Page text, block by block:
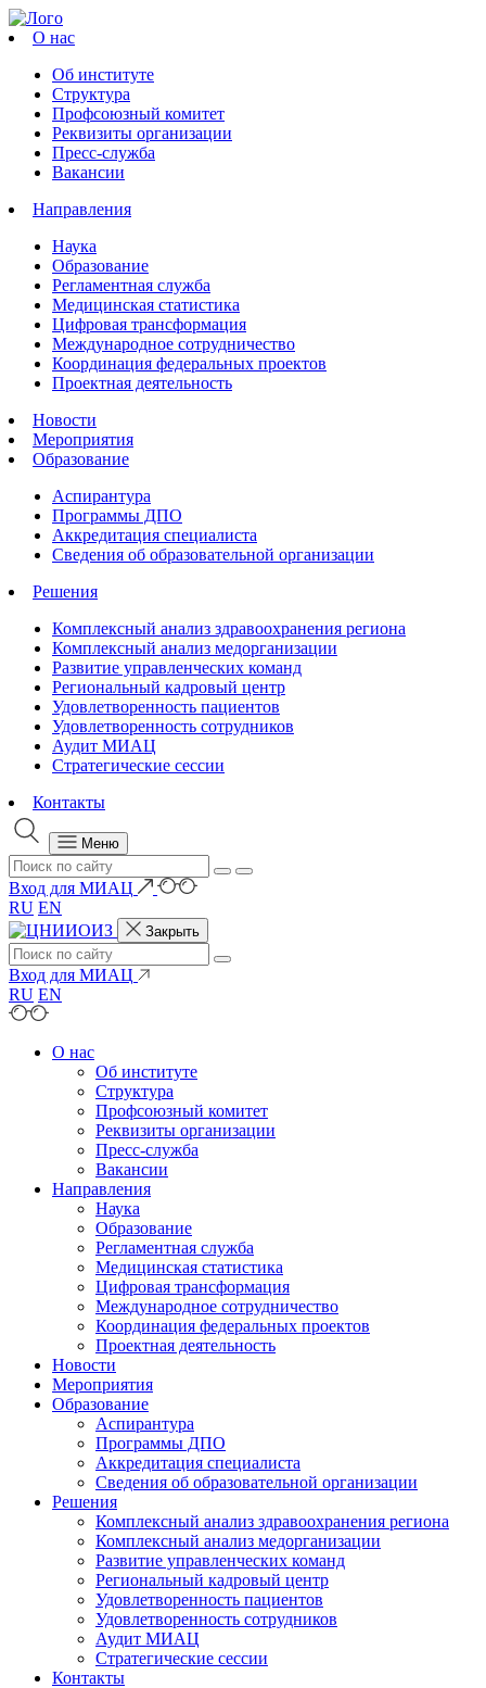
О нас
Об институте
Структура
Профсоюзный комитет
Реквизиты организации
Пресс-служба
Вакансии
Направления
Наука
Образование
Регламентная служба
Медицинская статистика
Цифровая трансформация
Международное сотрудничество
Координация федеральных проектов
Проектная деятельность
Новости
Мероприятия
Образование
Аспирантура
Программы ДПО
Аккредитация специалиста
Сведения об образовательной организации
Решения
Комплексный анализ здравоохранения региона
Комплексный анализ медорганизации
Развитие управленческих команд
Региональный кадровый центр
Удовлетворенность пациентов
Удовлетворенность сотрудников
Аудит МИАЦ
Стратегические сессии
Контакты
Меню
Вход для МИАЦ
RU EN
Закрыть
Вход для МИАЦ
RU EN
О нас
Об институте
Структура
Профсоюзный комитет
Реквизиты организации
Пресс-служба
Вакансии
Направления
Наука
Образование
Регламентная служба
Медицинская статистика
Цифровая трансформация
Международное сотрудничество
Координация федеральных проектов
Проектная деятельность
Новости
Мероприятия
Образование
Аспирантура
Программы ДПО
Аккредитация специалиста
Сведения об образовательной организации
Решения
Комплексный анализ здравоохранения региона
Комплексный анализ медорганизации
Развитие управленческих команд
Региональный кадровый центр
Удовлетворенность пациентов
Удовлетворенность сотрудников
Аудит МИАЦ
Стратегические сессии
Контакты